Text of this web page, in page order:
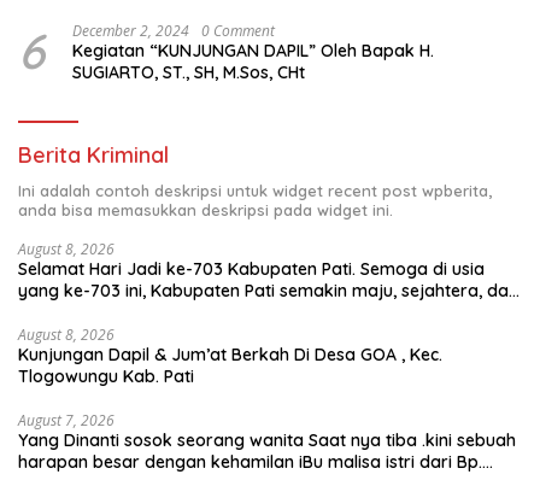
6 December 2, 2024 0 Comment
Kegiatan “KUNJUNGAN DAPIL” Oleh Bapak H.
SUGIARTO, ST., SH, M.Sos, CHt
Berita Kriminal
Ini adalah contoh deskripsi untuk widget recent post wpberita,
anda bisa memasukkan deskripsi pada widget ini.
August 8, 2026
Selamat Hari Jadi ke-703 Kabupaten Pati. Semoga di usia
yang ke-703 ini, Kabupaten Pati semakin maju, sejahtera, dan
kesejahteraan bagi seluruh masyarakatnya. Semoga sinergi
dan kolaborasi yang telah terjalin semakin kuat demi
mewujudkan pembangunan yang berkelanjutan. Dirgahayu
Facebook
August 8, 2026
Kunjungan Dapil & Jum’at Berkah Di Desa GOA , Kec.
Tlogowungu Kab. Pati
August 7, 2026
Yang Dinanti sosok seorang wanita Saat nya tiba .kini sebuah
harapan besar dengan kehamilan iBu malisa istri dari Bp.